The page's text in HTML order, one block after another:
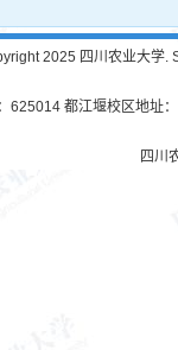
2025 四川农业大学.
都江堰校区地址
四川